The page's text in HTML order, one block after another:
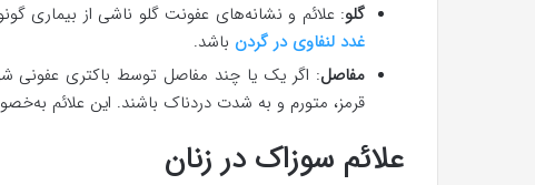
گلو: علائم و نشانه‌های عفونت گلو ناشی از بیماری
غدد لنفاوی در گردن باشد.
مفاصل: اگر یک یا چند مفاصل توسط باکتری
قرمز، متورم و به شدت دردناک باشند. این علائم
علائم سوزاک در زنان